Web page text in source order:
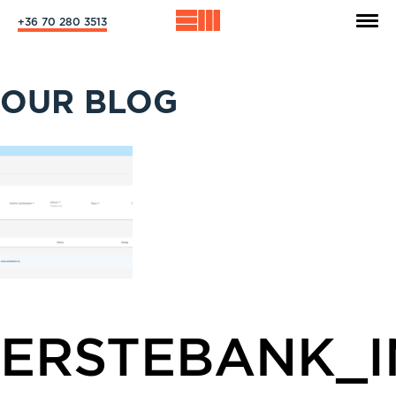
+36 70 280 3513
OUR BLOG